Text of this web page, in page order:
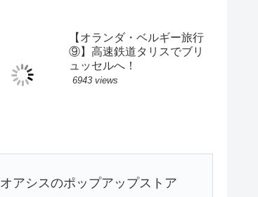
【オランダ・ベルギー旅行
⑨】高速鉄道タリスでブリ
ュッセルへ！
6943 views
オアシスのポップアップストア